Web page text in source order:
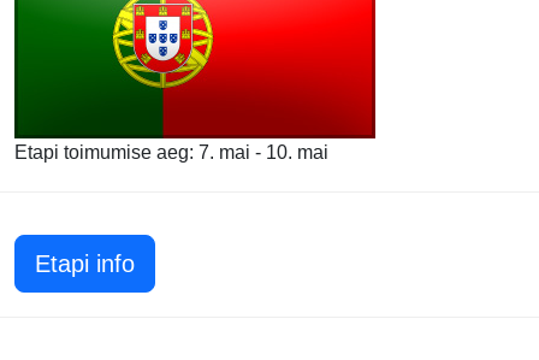
Etapi toimumise aeg: 7. mai - 10. mai
Etapi info